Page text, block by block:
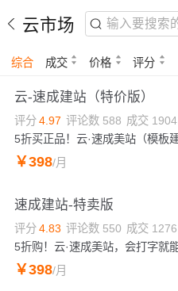
云市场
综合 成交 价格 评分
云-速成建站（特价版）
评分 4.97 评论数 588 成交 1904
￥398/月
速成建站-特卖版
评分 4.83 评论数 550 成交 1276
￥398/月